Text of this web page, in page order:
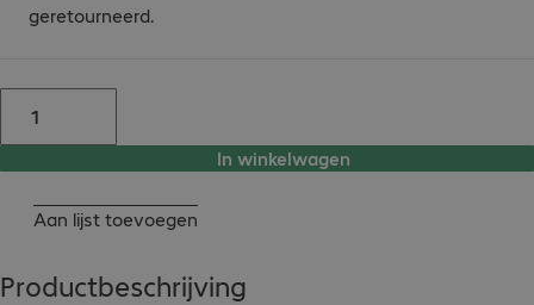
geretourneerd.
In winkelwagen
Aan lijst toevoegen
Productbeschrijving